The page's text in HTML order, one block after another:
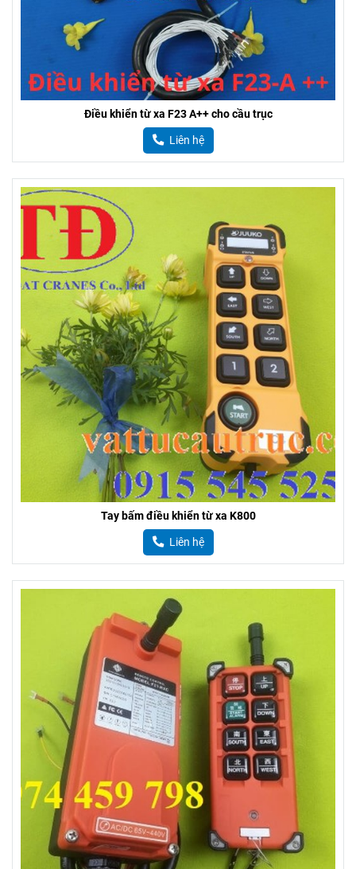
Điều khiển từ xa F23 A++ cho cầu trục
Liên hệ
Tay bấm điều khiển từ xa K800
Liên hệ